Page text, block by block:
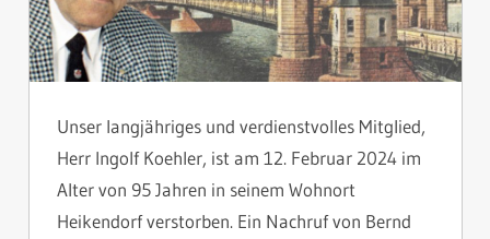
Unser langjähriges und verdienstvolles Mitglied,
Herr Ingolf Koehler, ist am 12. Februar 2024 im
Alter von 95 Jahren in seinem Wohnort
Heikendorf verstorben. Ein Nachruf von Bernd